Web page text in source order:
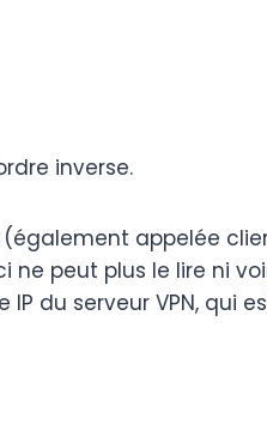
inverse.
(également appelée
ne peut plus le lire ni
du serveur VPN, qui